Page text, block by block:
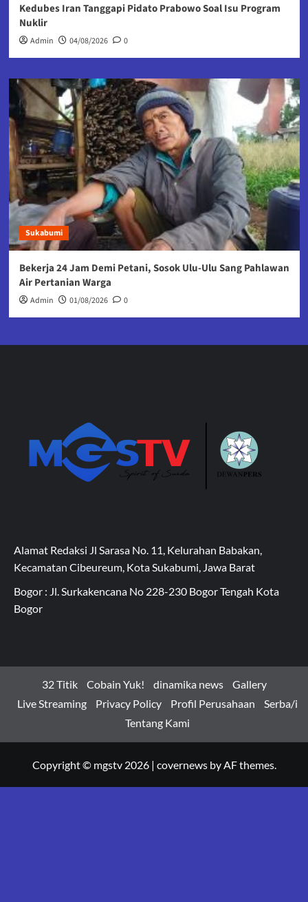
Kedubes Iran Tanggapi Pidato Prabowo Soal Isu Program
Nuklir
Admin 04/08/2026 0
Sukabumi
Bekerja 24 Jam Demi Petani, Sosok Ulu-Ulu Sang Pahlawan
Air Pertanian Warga
Admin 01/08/2026 0
Alamat Redaksi Jl Sarasa No. 11, Kelurahan Babakan,
Kecamatan Cibeureum, Kota Sukabumi, Jawa Barat
Bogor : Jl. Surkakencana No 228-230 Bogor Tengah Kota
Bogor
32 Titik Cobain Yuk! dinamika news
Gallery
Live Streaming
Privacy Policy Profil Perusahaan
Serba/i
Tentang Kami
Copyright © mgstv 2026 | covernewsby AF themes.